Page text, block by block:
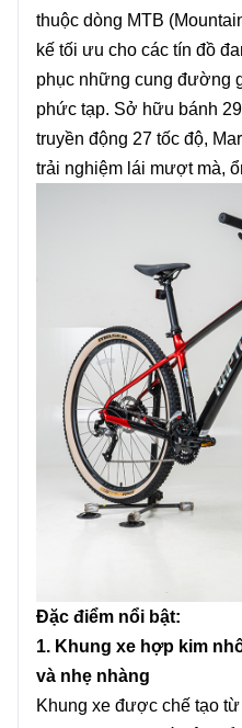
thuộc dòng MTB
kế tối ưu cho các tín đồ
phục những cung đường
phức tạp. Sở hữu bánh
truyền động 27 tốc độ,
trải nghiệm lái mượt mà,
Đặc điểm nổi bật:
1. Khung xe hợp kim
và nhẹ nhàng
Khung xe được chế tạo